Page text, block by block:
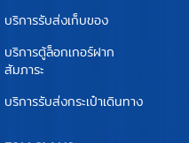
บริการรับส่งเก็บของ
บริการตู้ล็อกเกอร์ฝาก
สัมภาระ
บริการรับส่งกระเป๋าเดินทาง